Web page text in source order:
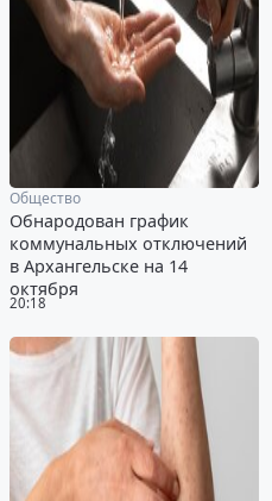
20:18
Общество
Обнародован график
коммунальных отключений
в Архангельске на 14
октября